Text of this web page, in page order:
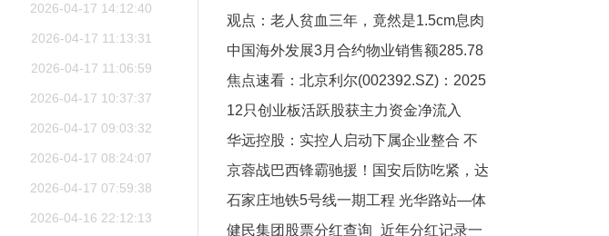
2026-04-17 14:12:40
2026-04-17 11:13:31
2026-04-17 11:06:59
2026-04-17 10:37:37
2026-04-17 09:03:32
2026-04-17 08:24:07
2026-04-17 07:59:38
2026-04-16 22:12:13
利通电子：液冷产品研发尚处于前期探讨
阶段
观点：老人贫血三年，竟然是1.5cm息肉
作祟
中国海外发展3月合约物业销售额285.78
亿元|焦点资讯
焦点速看：北京利尔(002392.SZ)：2025
年净利润4.01亿元 同比增长25.86%
12只创业板活跃股获主力资金净流入
华远控股：实控人启动下属企业整合 不
涉及公司重大资产重组
京蓉战巴西锋霸驰援！国安后防吃紧，达
万或复出，与孔特组双后腰|观察
石家庄地铁5号线一期工程 光华路站—体
育北大街站区间左线贯通
健民集团股票分红查询_近年分红记录一